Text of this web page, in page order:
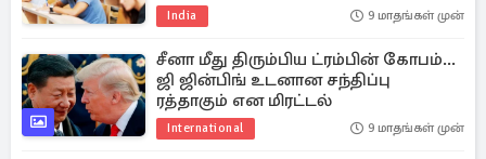
India 9 மாதங்கள் முன்
சீனா மீது திரும்பிய ட்ரம்பின் கோபம்...
ஜி ஜின்பிங் உடனான சந்திப்பு
ரத்தாகும் என மிரட்டல்
International 9 மாதங்கள் முன்